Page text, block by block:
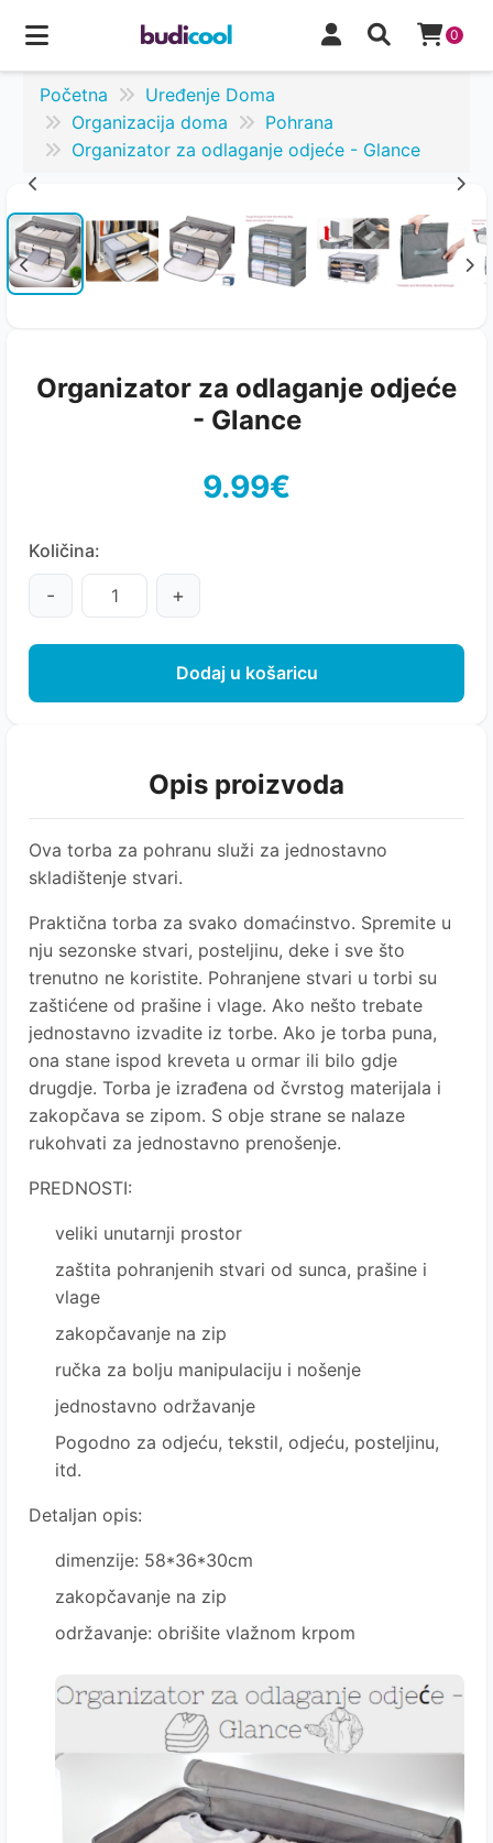
0
Početna
Uređenje Doma
Organizacija doma
Pohrana
Organizator za odlaganje odjeće - Glance
Organizator za odlaganje odjeće
- Glance
9.99€
Količina:
- +
Dodaj u košaricu
Opis proizvoda
Ova torba za pohranu služi za jednostavno
skladištenje stvari.
Praktična torba za svako domaćinstvo. Spremite u
nju sezonske stvari, posteljinu, deke i sve što
trenutno ne koristite. Pohranjene stvari u torbi su
zaštićene od prašine i vlage. Ako nešto trebate
jednostavno izvadite iz torbe. Ako je torba puna,
ona stane ispod kreveta u ormar ili bilo gdje
drugdje. Torba je izrađena od čvrstog materijala i
zakopčava se zipom. S obje strane se nalaze
rukohvati za jednostavno prenošenje.
PREDNOSTI:
veliki unutarnji prostor
zaštita pohranjenih stvari od sunca, prašine i
vlage
zakopčavanje na zip
ručka za bolju manipulaciju i nošenje
jednostavno održavanje
Pogodno za odjeću, tekstil, odjeću, posteljinu,
itd.
Detaljan opis:
dimenzije: 58*36*30cm
zakopčavanje na zip
održavanje: obrišite vlažnom krpom